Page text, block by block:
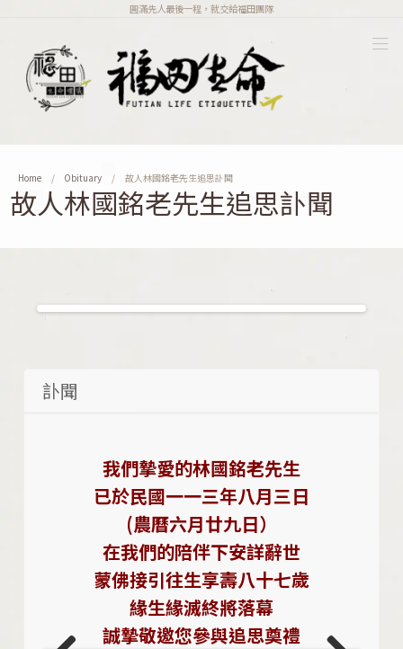
圓滿先人最後一程，就交給福田團隊
Home Obituary 故人林國銘老先生追思訃聞
故人林國銘老先生追思訃聞
訃聞
我們摯愛的林國銘老先生
已於民國一一三年八月三日
(農曆六月廿九日）
在我們的陪伴下安詳辭世
蒙佛接引往生享壽八十七歲
緣生緣滅終將落幕
誠摯敬邀您參與追思奠禮